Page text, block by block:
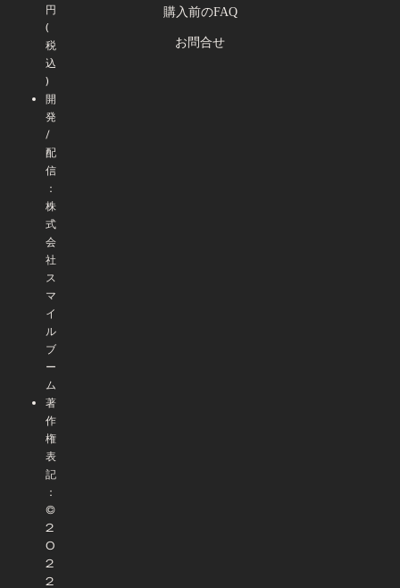
円
(
税
込
)
開
発
/
配
信
：
株
式
会
社
ス
マ
イ
ル
ブ
ー
ム
著
作
権
表
記
：
©
2
0
2
2
購入前のFAQ
お問合せ